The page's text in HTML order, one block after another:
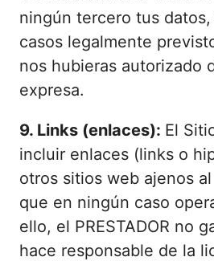
ningún tercero tus
casos legalmente
nos hubieras autorizado
expresa.
9. Links (enlaces): El
incluir enlaces (links o
otros sitios web ajenos al
que en ningún caso
ello, el PRESTADOR no
hace responsable de la